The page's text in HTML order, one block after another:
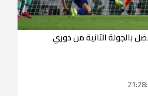
بالجولة الثانية من دوري